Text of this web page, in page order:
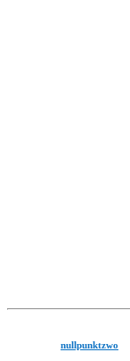
nullpunktzwo